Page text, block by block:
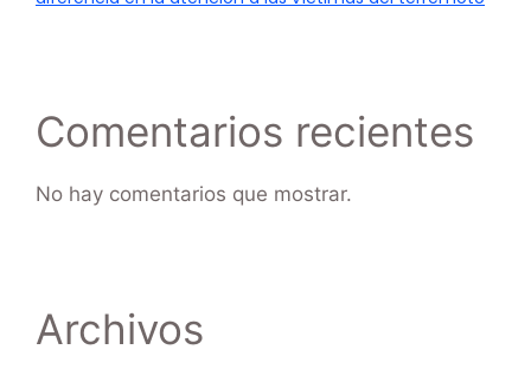
Comentarios recientes
No hay comentarios que mostrar.
Archivos